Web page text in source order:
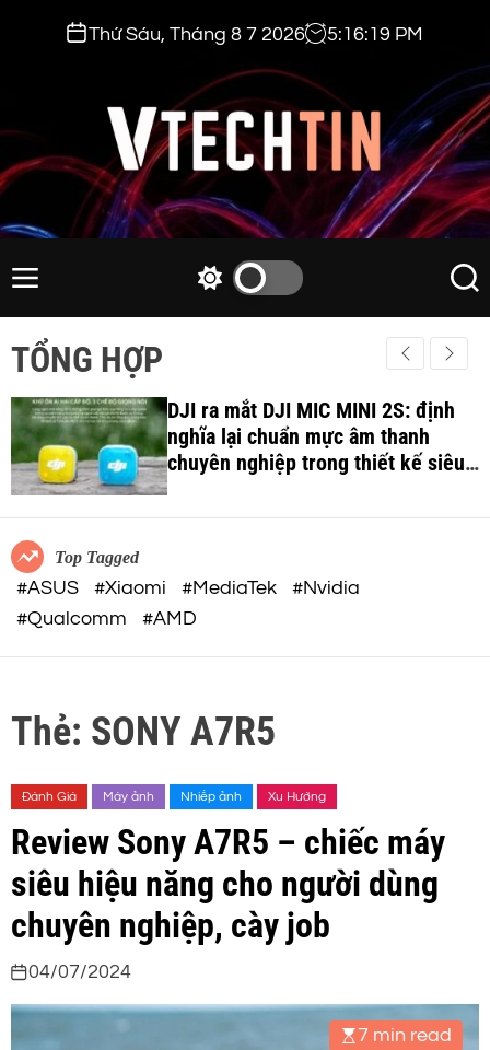
t
o
c
o
e
Thứ Sáu, Tháng 8 7 2026 5:16:20 PM
v
c
h
t
i
n
.
c
m
M
e
w
h
c
o
o
d
e
S
e
a
r
h
TỔNG HỢP
DJI ra mắt DJI MIC MINI 2S: định
nghĩa lại chuẩn mực âm thanh
chuyên nghiệp trong thiết kế siêu
nhẹ 12Gram và khả năng ghi âm
32-BIT FLOAT mạnh mẽ
Top Tagged
#ASUS #Xiaomi #MediaTek
#Nvidia
#Qualcomm
#AMD
Thẻ: SONY A7R5
Đánh Giá Máy ảnh Nhiếp ảnh Xu Hướng
Review Sony A7R5 – chiếc máy
siêu hiệu năng cho người dùng
chuyên nghiệp, cày job
04/07/2024
7 min read